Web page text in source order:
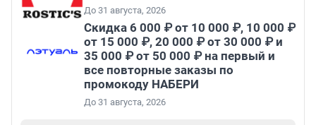
До 31 августа, 2026
Скидка 6 000 ₽ от 10 000 ₽, 10 000 ₽
от 15 000 ₽, 20 000 ₽ от 30 000 ₽ и
35 000 ₽ от 50 000 ₽ на первый и
все повторные заказы по
промокоду НАБЕРИ
До 31 августа, 2026